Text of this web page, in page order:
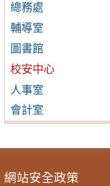
總務處
輔導室
圖書館
校安中心
人事室
會計室
網站安全政策